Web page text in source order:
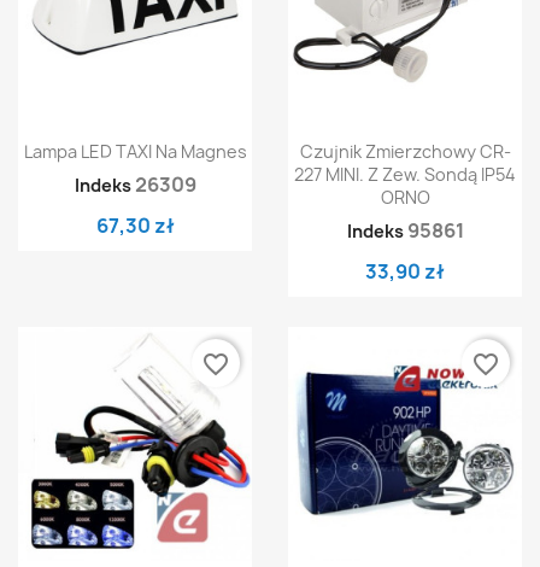
Lampa LED TAXI Na Magnes
Indeks 26309
67,30 zł
Czujnik Zmierzchowy CR-
227 MINI. Z Zew. Sondą IP54
ORNO
Indeks 95861
33,90 zł
favorite_border favorite_border